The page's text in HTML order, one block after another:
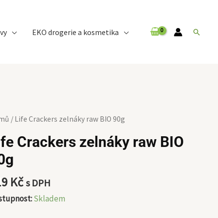
EKO drogerie a kosmetika Hledat
/ Life Crackers zelnáky raw BIO 90g
Crackers zelnáky raw BIO
Kčs DPH
Skladem